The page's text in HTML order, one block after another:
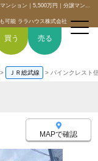
パインクレスト信濃町 東京都新宿区南元町 (信濃町駅徒歩6分)の中古マンション｜5,500万円｜分譲マンション情報｜【2駅2路線利用可能】
可能 ララハウス株式会社
買いたい
買う 売る
> ＪＲ総武線 > パインクレスト
MAPで確認